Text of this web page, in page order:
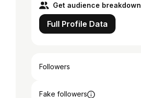
Get audience breakdown
Full Profile Data
Followers
Fake followers